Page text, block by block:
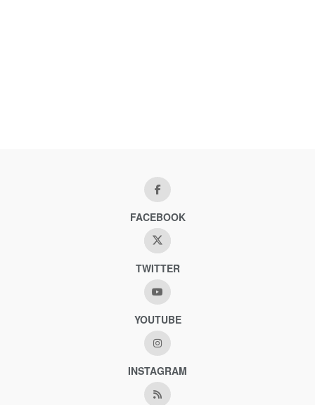
FACEBOOK
TWITTER
YOUTUBE
INSTAGRAM